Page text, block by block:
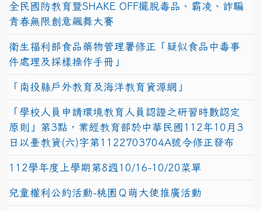
全民國防教育暨SHAKE OFF擺脫毒品、霸凌、詐騙
青春無限創意飆舞大賽
衛生福利部食品藥物管理署修正「疑似食品中毒事
件處理及採樣操作手冊」
「南投縣戶外教育及海洋教育資源網」
「學校人員申請環境教育人員認證之研習時數認定
原則」第3點，業經教育部於中華民國112年10月3
日以臺教資(六)字第1122703704A號令修正發布
112學年度上學期第8週10/16-10/20菜單
兒童權利公約活動-桃園Ｑ萌大使推廣活動